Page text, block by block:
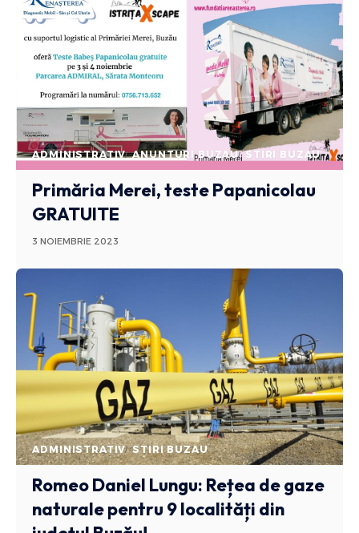
ADMINISTRATIV ANUNTURI BUZAU STIRI BUZAU
Primăria Merei, teste Papanicolau
GRATUITE
3 NOIEMBRIE 2023
ADMINISTRATIV STIRI BUZAU
Romeo Daniel Lungu: Rețea de gaze
naturale pentru 9 localități din